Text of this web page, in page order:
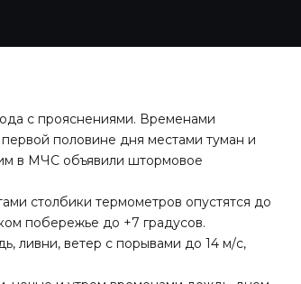
с прояснениями. Временами
половине дня местами туман и
в МЧС объявили штормовое
столбики термометров опустятся до
побережье до +7 градусов.
ливни, ветер с порывами до 14 м/с,